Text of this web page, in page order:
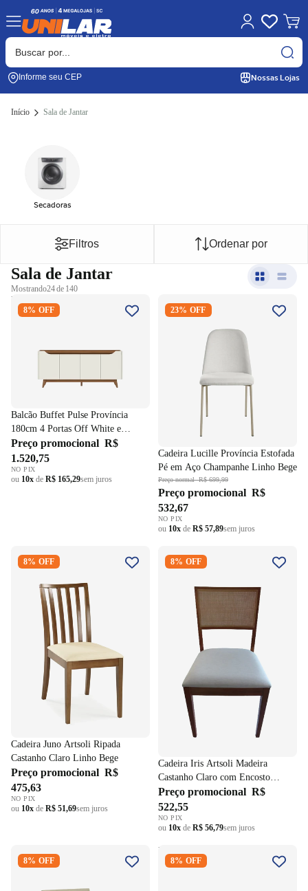
Informe seu CEP Nossas Lojas
Início Sala de Jantar
Secadoras
Filtros Ordenar por
Sala de Jantar
Mostrando24 de 140
Balcão Buffet Pulse Província
180cm 4 Portas Off White e
8% OFF
Balcão Buffet Pulse Província
180cm 4 Portas Off White e
Canella
Preço promocional R$
1.520,75
NO PIX
ou 10x de R$ 165,29sem juros
Estofada Pé em Aço
23% OFF
Cadeira Lucille Província Estofada
Pé em Aço Champanhe Linho Bege
Preço normalR$ 699,99
Preço promocional R$
532,67
NO PIX
ou 10x de R$ 57,89sem juros
Castanho Claro Linho Bege
8% OFF
Cadeira Juno Artsoli Ripada
Castanho Claro Linho Bege
Preço promocional R$
475,63
NO PIX
ou 10x de R$ 51,69sem juros
Castanho Claro com Encosto
8% OFF
Cadeira Iris Artsoli Madeira
Castanho Claro com Encosto
Entrelaçado Linho Bege
Preço promocional R$
522,55
NO PIX
ou 10x de R$ 56,79sem juros
Claro Linho Bege
8% OFF
Mesa Retangular Bennett
Província 115x90cm Natural
8% OFF